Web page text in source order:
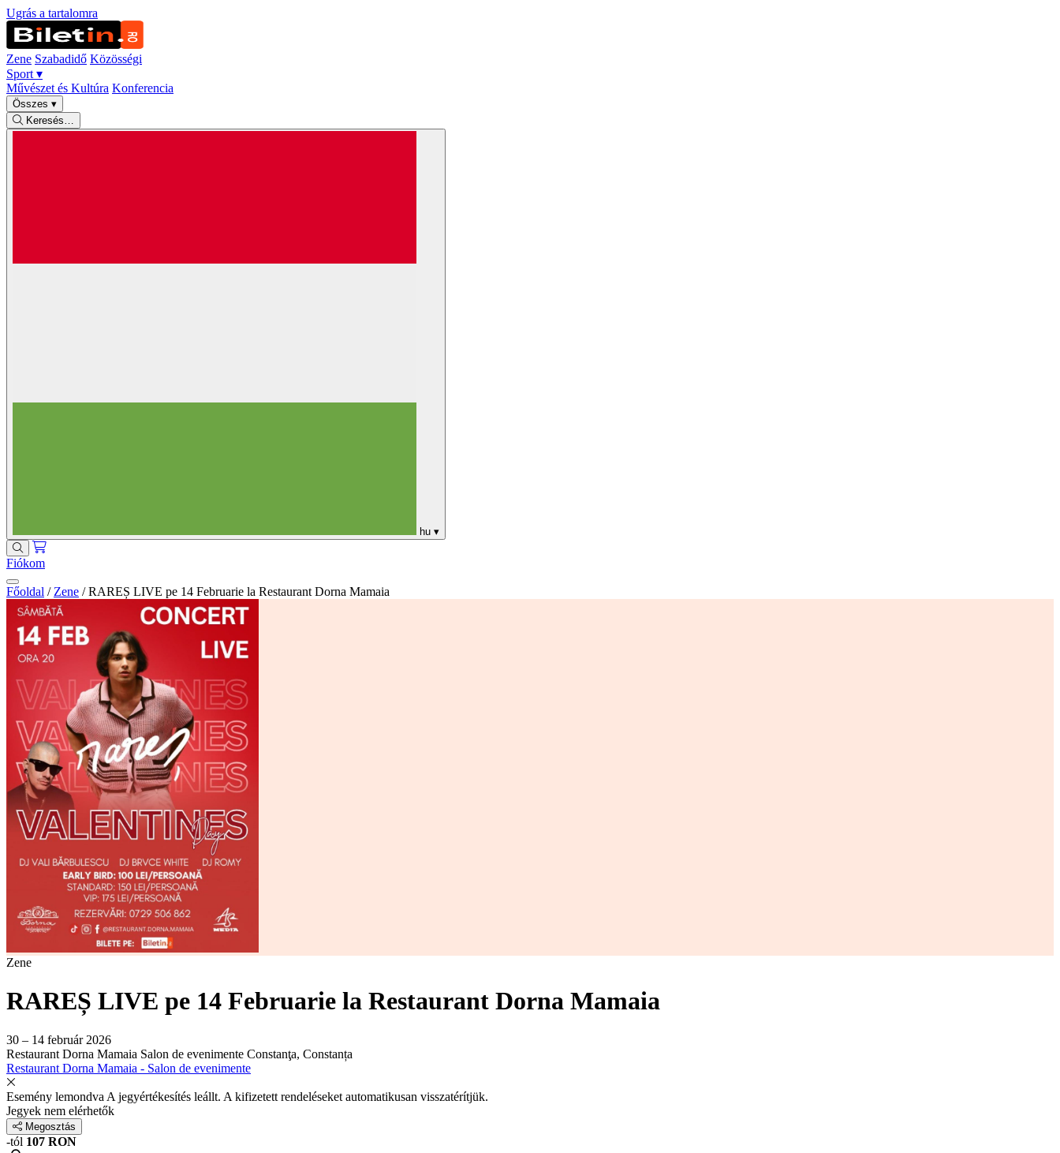
Ugrás a tartalomra
Zene Szabadidő Közösségi
Sport ▾
Művészet és Kultúra Konferencia
Összes ▾
Keresés…
hu ▾
Fiókom
Főoldal / Zene / RAREȘ LIVE pe 14 Februarie la Restaurant Dorna Mamaia
Zene
RAREȘ LIVE pe 14 Februarie la Restaurant Dorna Mamaia
30 – 14 február 2026
Restaurant Dorna Mamaia Salon de evenimente Constanţa, Constanța
Restaurant Dorna Mamaia - Salon de evenimente
Esemény lemondva A jegyértékesítés leállt. A kifizetett rendeléseket automatikusan visszatérítjük.
Jegyek nem elérhetők
Megosztás
-tól 107 RON